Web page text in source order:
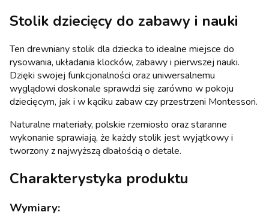
Stolik dziecięcy do zabawy i nauki
Ten drewniany stolik dla dziecka to idealne miejsce do
rysowania, układania klocków, zabawy i pierwszej nauki.
Dzięki swojej funkcjonalności oraz uniwersalnemu
wyglądowi doskonale sprawdzi się zarówno w pokoju
dziecięcym, jak i w kąciku zabaw czy przestrzeni Montessori.
Naturalne materiały, polskie rzemiosło oraz staranne
wykonanie sprawiają, że każdy stolik jest wyjątkowy i
tworzony z najwyższą dbałością o detale.
Charakterystyka produktu
Wymiary: